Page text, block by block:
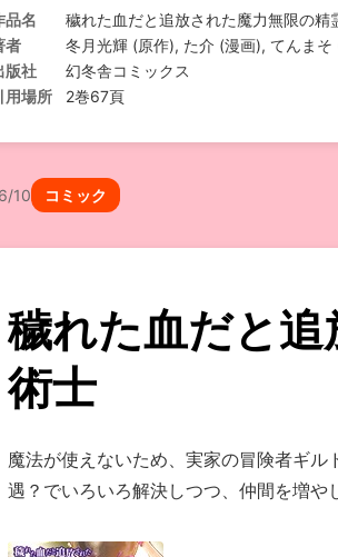
品名
穢れた血だと追放された魔力無限の精
者
冬月光輝 (原作), た介 (漫画), てんまそ
版社
幻冬舎コミックス
用場所
2巻67頁
10 コミック
穢れた血だと
術士
魔法が使えないため、実家の冒険者ギ
遇？でいろいろ解決しつつ、仲間を増や